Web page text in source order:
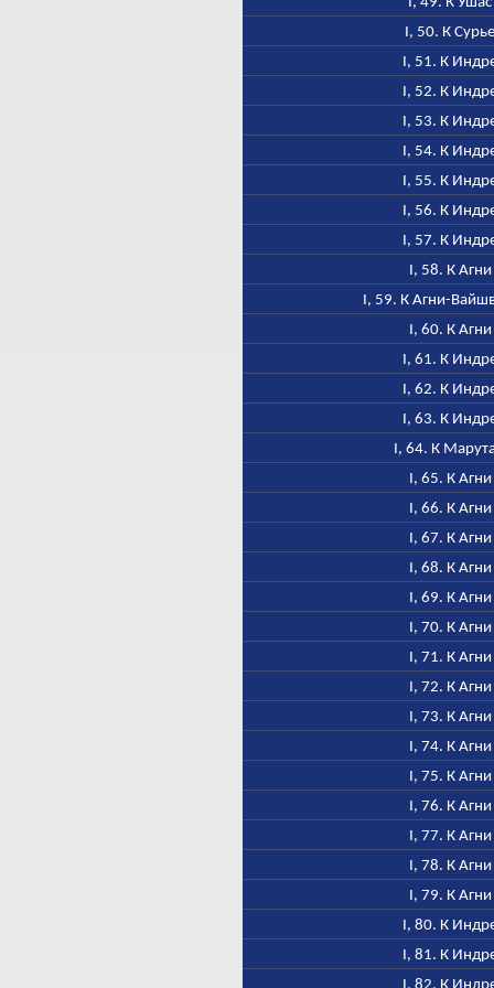
I, 50. К Сурье
I, 51. К
I, 52. К
I, 53. К
I, 54. К
I, 55. К
I, 56. К
I, 57. К
I, 58. К Агни
I, 59. К Агни-
I, 60. К Агни
I, 61. К
I, 62. К
I, 63. К
I, 64. К
I, 65. К Агни
I, 66. К Агни
I, 67. К Агни
I, 68. К Агни
I, 69. К Агни
I, 70. К Агни
I, 71. К Агни
I, 72. К Агни
I, 73. К Агни
I, 74. К Агни
I, 75. К Агни
I, 76. К Агни
I, 77. К Агни
I, 78. К Агни
I, 79. К Агни
I, 80. К
I, 81. К
I, 82. К